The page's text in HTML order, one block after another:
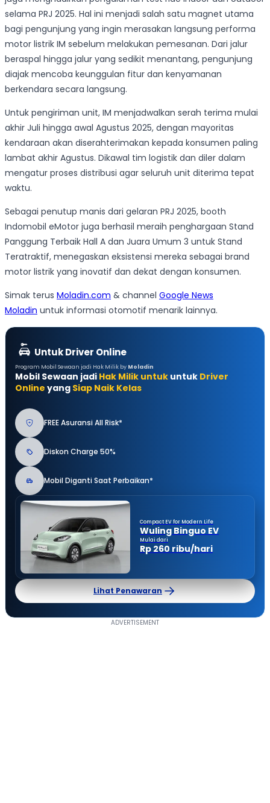
selama PRJ 2025. Hal ini menjadi salah satu magnet utama
bagi pengunjung yang ingin merasakan langsung performa
motor listrik IM sebelum melakukan pemesanan. Dari jalur
beraspal hingga jalur yang sedikit menantang, pengunjung
diajak mencoba keunggulan fitur dan kenyamanan
berkendara secara langsung.
Untuk pengiriman unit, IM menjadwalkan serah terima mulai
akhir Juli hingga awal Agustus 2025, dengan mayoritas
kendaraan akan diserahterimakan kepada konsumen paling
lambat akhir Agustus. Dikawal tim logistik dan diler dalam
mengatur proses distribusi agar seluruh unit diterima tepat
waktu.
Sebagai penutup manis dari gelaran PRJ 2025, booth
Indomobil eMotor juga berhasil meraih penghargaan Stand
Panggung Terbaik Hall A dan Juara Umum 3 untuk Stand
Teratraktif, menegaskan eksistensi mereka sebagai brand
motor listrik yang inovatif dan dekat dengan konsumen.
Simak terus Moladin.com & channel Google News
Moladin untuk informasi otomotif menarik lainnya.
Untuk Driver Online
Program Mobil Sewaan jadi Hak Milik by Moladin
Mobil Sewaan jadi Hak Milik untuk untuk Driver
Online yang Siap Naik Kelas
FREE Asuransi All Risk*
Diskon Charge 50%
Mobil Diganti Saat Perbaikan*
Compact EV for Modern Life
Wuling Binguo EV
Mulai dari
Rp 260 ribu/hari
Lihat Penawaran